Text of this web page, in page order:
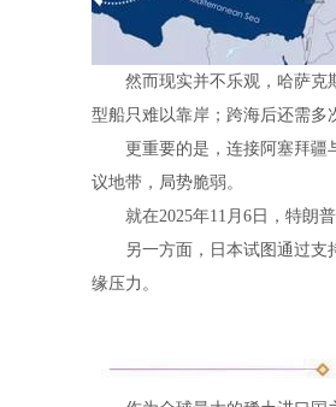
然而现实并不乐观，哈萨克斯
型船只难以靠岸；跨海后还需多
更重要的是，连接阿塞拜疆与
议地带，局势脆弱。
就在2025年11月6日，特朗普
另一方面，日本试图通过支持
缘压力。